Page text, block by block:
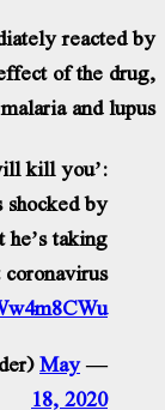
reacted
effect of the
malaria and
kill you’:
shocked by
he’s taking
coronavirus
— Business Insider (@businessinsider)
May
18, 2020